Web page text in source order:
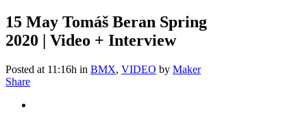
15 May Tomáš Beran Spring
2020 | Video + Interview
Posted at 11:16h in BMX, VIDEO by Maker
Share